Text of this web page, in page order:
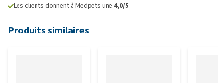
Les clients donnent à Medpets une 4,0/5
Produits similaires